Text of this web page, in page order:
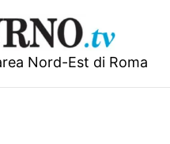
Nord-Est di Roma